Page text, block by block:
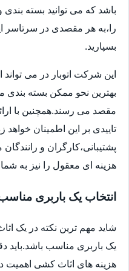
باشد که می توانید بسته
را،به هر مقصدی در سرتاسر
بسپارید.
این شرکت اتوبار در می تواند
بهترین نحو ممکن بسته
مقصد می رسند.همچنین با
تاییدی بر این اطمینان
پشتیبانی،کارگران و
هزینه ای معقول را نیز به
انتخاب یک باربری
شاید مهم ترین نکته در یک
یک باربری مناسب باشد.باید
هزینه های اثاث کشی اهمیت